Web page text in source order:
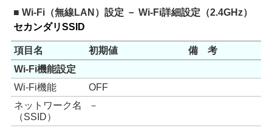
■ Wi-Fi（無線LAN）設定 － Wi-Fi詳細設定（2.4GHz）
セカンダリSSID
項目名 初期値
備 考
Wi-Fi機能設定
Wi-Fi機能
OFF
ネットワーク名
（SSID）
－